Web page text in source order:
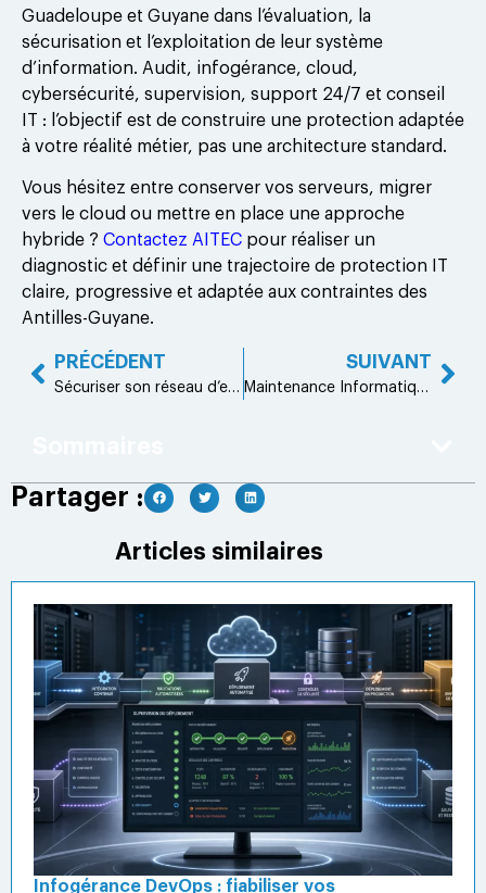
Guadeloupe et Guyane dans l’évaluation, la
sécurisation et l’exploitation de leur système
d’information. Audit, infogérance, cloud,
cybersécurité, supervision, support 24/7 et conseil
IT : l’objectif est de construire une protection adaptée
à votre réalité métier, pas une architecture standard.
Vous hésitez entre conserver vos serveurs, migrer
vers le cloud ou mettre en place une approche
hybride ? Contactez AITEC pour réaliser un
diagnostic et définir une trajectoire de protection IT
claire, progressive et adaptée aux contraintes des
Antilles-Guyane.
PRÉCÉDENT
Sécuriser son réseau d’entreprise sans ralentir les équipes
SUIVANT
Maintenance Informatique en Martinique : les clés d’un support performant et d’une infrastructure durable
Partager :
Articles similaires
Infogérance DevOps : fiabiliser vos